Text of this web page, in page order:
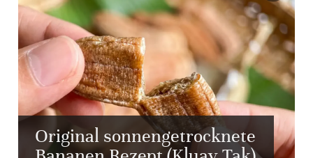
Original sonnengetrocknete